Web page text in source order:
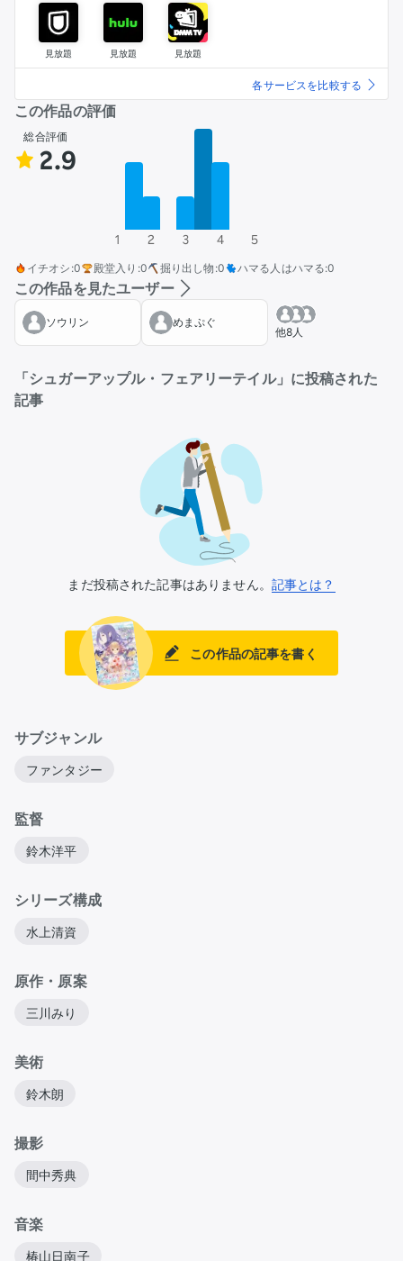
見放題 見放題 見放題
各サービスを比較する
この作品の評価
総合評価
2.9
1 2 3 4 5
イチオシ :0 殿堂入り :0 掘り出し物 :0 ハマる人はハマる:0
この作品を見たユーザー
ソウリン めまぷぐ
他8人
「シュガーアップル・フェアリーテイル」に投稿された
記事
まだ投稿された記事はありません。 記事とは？
この作品の記事を書く
サブジャンル
ファンタジー
監督
鈴木洋平
シリーズ構成
水上清資
原作・原案
三川みり
美術
鈴木朗
撮影
間中秀典
音楽
椿山日南子